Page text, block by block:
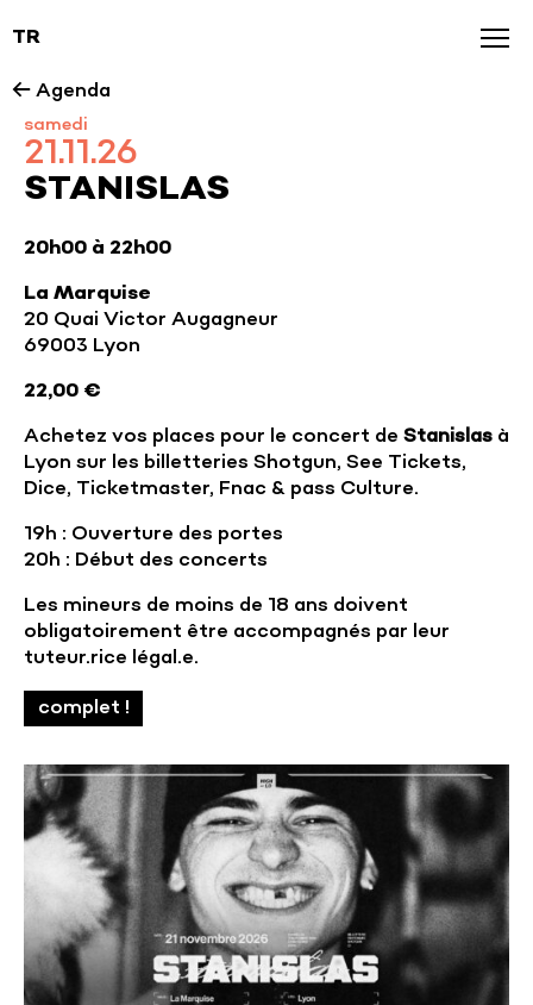
TR
Agenda
News
Galerie
← Agenda
samedi
21.11.26
STANISLAS
20h00 à 22h00
La Marquise
20 Quai Victor Augagneur
69003 Lyon
22,00 €
Achetez vos places pour le concert de Stanislas à
Lyon sur les billetteries Shotgun, See Tickets,
Dice, Ticketmaster, Fnac & pass Culture.
19h : Ouverture des portes
20h : Début des concerts
Les mineurs de moins de 18 ans doivent
obligatoirement être accompagnés par leur
tuteur.rice légal.e.
complet !